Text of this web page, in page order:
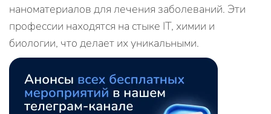
наноматериалов для лечения заболеваний. Эти
профессии находятся на стыке IT, химии и
биологии, что делает их уникальными.